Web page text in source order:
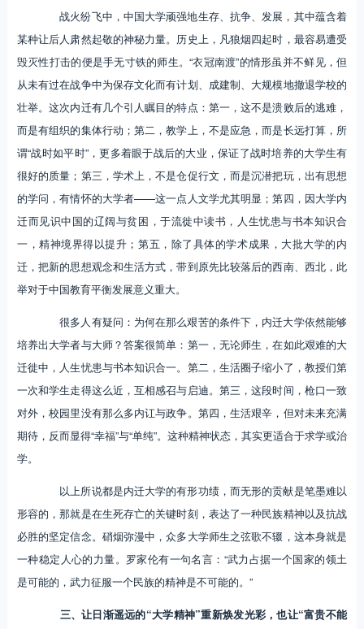
战火纷飞中，中国大学顽强地生存、抗争、发展，其中蕴含着
某种让后人肃然起敬的神秘力量。历史上，凡狼烟四起时，最容易遭受
毁灭性打击的便是手无寸铁的师生。“衣冠南渡”的情形虽并不鲜见，但
从未有过在战争中为保存文化而有计划、成建制、大规模地撤退学校的
壮举。这次内迁有几个引人瞩目的特点：第一，这不是溃败后的逃难，
而是有组织的集体行动；第二，教学上，不是应急，而是长远打算，所
谓“战时如平时”，更多着眼于战后的大业，保证了战时培养的大学生有
很好的质量；第三，学术上，不是仓促行文，而是沉潜把玩，出有思想
的学问，有情怀的大学者——这一点人文学尤其明显；第四，因大学内
迁而见识中国的辽阔与贫困，于流徙中读书，人生忧患与书本知识合
一，精神境界得以提升；第五，除了具体的学术成果，大批大学的内
迁，把新的思想观念和生活方式，带到原先比较落后的西南、西北，此
举对于中国教育平衡发展意义重大。
很多人有疑问：为何在那么艰苦的条件下，内迁大学依然能够
培养出大学者与大师？答案很简单：第一，无论师生，在如此艰难的大
迁徙中，人生忧患与书本知识合一。第二，生活圈子缩小了，教授们第
一次和学生走得这么近，互相感召与启迪。第三，这段时间，枪口一致
对外，校园里没有那么多内讧与政争。第四，生活艰辛，但对未来充满
期待，反而显得“幸福”与“单纯”。这种精神状态，其实更适合于求学或治
学。
以上所说都是内迁大学的有形功绩，而无形的贡献是笔墨难以
形容的，那就是在生死存亡的关键时刻，表达了一种民族精神以及抗战
必胜的坚定信念。硝烟弥漫中，众多大学师生之弦歌不辍，这本身就是
一种稳定人心的力量。罗家伦有一句名言：“武力占据一个国家的领土
是可能的，武力征服一个民族的精神是不可能的。”
三、让日渐遥远的“大学精神”重新焕发光彩，也让“富贵不能